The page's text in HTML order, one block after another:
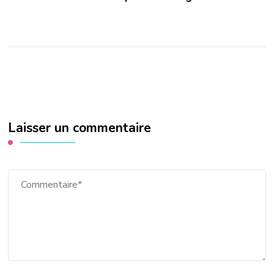
Laisser un commentaire